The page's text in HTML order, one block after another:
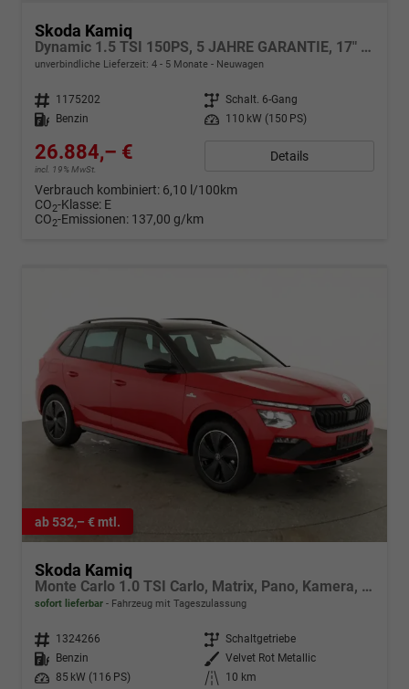
Skoda Kamiq
Dynamic 1.5 TSI 150PS, 5 JAHRE GARANTIE, 17" Alu, Elektr. Heckklappe, Kessy, Alarm, SunSet, Toter-Winkel, Virtual Cockpit 10", Parksensoren vorn/hinten, Rückfahrkamera, Sitzheizung, Tempomat, Climatronic, Radio 8" + Wireless SmartLink, M-Lederlenkrad beheizt
unverbindliche Lieferzeit: 4 - 5 Monate Neuwagen
Fahrzeugnr. 1175202 Getriebe Schalt. 6-Gang
Kraftstoff
Benzin Leistung 110 kW (150 PS)
26.884,– €
incl. 19% MwSt.
Details
Verbrauch kombiniert: 6,10 l/100km
CO2-Klasse: E
CO2-Emissionen: 137,00 g/km
ab 532,– € mtl.
Skoda Kamiq
Monte Carlo 1.0 TSI Carlo, Matrix, Pano, Kamera, Winter, 17-Zoll
sofort lieferbar Fahrzeug mit Tageszulassung
Fahrzeugnr. 1324266 Getriebe Schaltgetriebe
Kraftstoff
Benzin Außenfarbe Velvet Rot Metallic
Leistung
85 kW (116 PS) Kilometerstand
10 km